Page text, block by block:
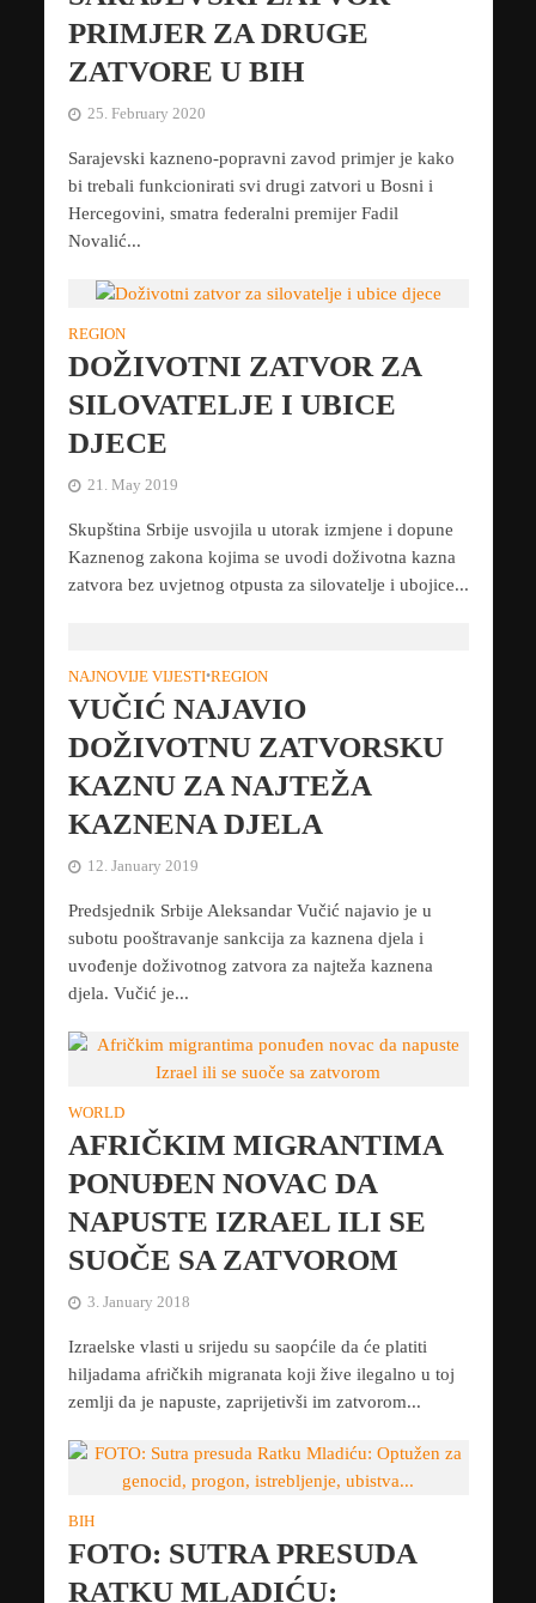
PRIMJER ZA DRUGE
ZATVORE U BIH
25. February 2020
Sarajevski kazneno-popravni zavod primjer je kako
bi trebali funkcionirati svi drugi zatvori u Bosni i
Hercegovini, smatra federalni premijer Fadil
Novalić...
REGION
DOŽIVOTNI ZATVOR ZA
SILOVATELJE I UBICE
DJECE
21. May 2019
Skupština Srbije usvojila u utorak izmjene i dopune
Kaznenog zakona kojima se uvodi doživotna kazna
zatvora bez uvjetnog otpusta za silovatelje i ubojice...
NAJNOVIJE VIJESTI•REGION
VUČIĆ NAJAVIO
DOŽIVOTNU ZATVORSKU
KAZNU ZA NAJTEŽA
KAZNENA DJELA
12. January 2019
Predsjednik Srbije Aleksandar Vučić najavio je u
subotu pooštravanje sankcija za kaznena djela i
uvođenje doživotnog zatvora za najteža kaznena
djela. Vučić je...
WORLD
AFRIČKIM MIGRANTIMA
PONUĐEN NOVAC DA
NAPUSTE IZRAEL ILI SE
SUOČE SA ZATVOROM
3. January 2018
Izraelske vlasti u srijedu su saopćile da će platiti
hiljadama afričkih migranata koji žive ilegalno u toj
zemlji da je napuste, zaprijetivši im zatvorom...
BIH
FOTO: SUTRA PRESUDA
RATKU MLADIĆU: